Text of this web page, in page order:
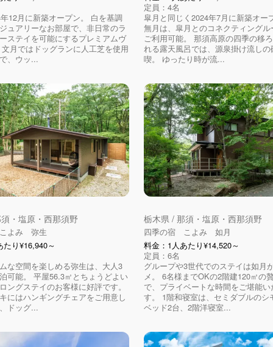
12月に新築オープン。 白を基調
ュアリーなお部屋で、非日常のラ
ステイを可能にするプレミアムヴ
月ではドッグランに人工芝を使用
、ウッ...
定員：4名
皐月と同じく2024年7月に新築オー
無月は、皐月とのコネクティング
ご利用可能。 那須高原の四季の移
れる露天風呂では、源泉掛け流し
喫。 ゆったり時が流...
・塩原・西那須野
よみ 弥生
たり¥16,940～
な空間を楽しめる弥生は、大人3
可能。 平屋56.3㎡とちょうどよい
ングステイのお客様に好評です。
にはハンギングチェアをご用意し
ドッグ...
栃木県 / 那須・塩原・西那須野
四季の宿 こよみ 如月
料金：1人あたり¥14,520～
定員：6名
グループや3世代でのステイは如月
メ。 6名様までOKの2階建120㎡の
で、プライベートな時間をご堪能
す。 1階和寝室は、セミダブルのシ
ベッド2台、2階洋寝室...